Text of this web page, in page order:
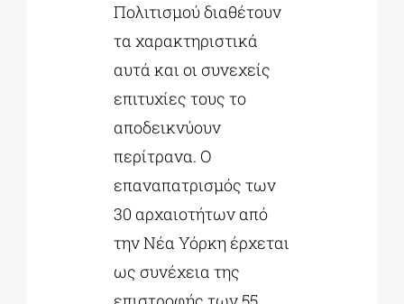
Πολιτισμού διαθέτουν
τα χαρακτηριστικά
αυτά και οι συνεχείς
επιτυχίες τους το
αποδεικνύουν
περίτρανα. Ο
επαναπατρισμός των
30 αρχαιοτήτων από
την Νέα Υόρκη έρχεται
ως συνέχεια της